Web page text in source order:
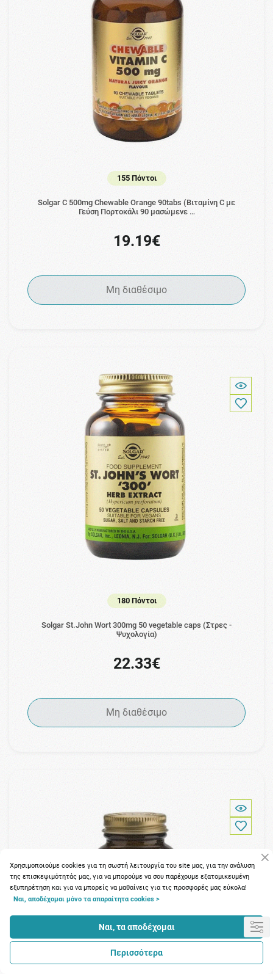
155 Πόντοι
Solgar C 500mg Chewable Orange 90tabs (Βιταμίνη C με
Γεύση Πορτοκάλι 90 μασώμενε …
19.19€
Μη διαθέσιμο
180 Πόντοι
Solgar St.John Wort 300mg 50 vegetable caps (Στρες -
Ψυχολογία)
22.33€
Μη διαθέσιμο
Χρησιμοποιούμε cookies για τη σωστή λειτουργία του site μας, για την ανάλυση
της επισκεψιμότητάς μας, για να μπορούμε να σου παρέχουμε εξατομικευμένη
εξυπηρέτηση και για να μπορείς να μαθαίνεις για τις προσφορές μας εύκολα!
Ναι, αποδέχομαι μόνο τα απαραίτητα cookies >
Ναι, τα αποδέχομαι
Περισσότερα